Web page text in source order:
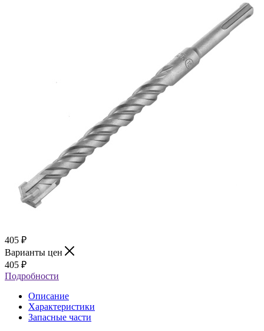
405 ₽
Варианты цен
405 ₽
Подробности
Описание
Характеристики
Запасные части